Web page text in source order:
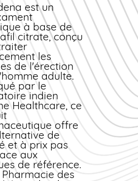
est un
à base de
citrate, conçu
les
de l'érection
adulte.
par le
indien
Healthcare, ce
offre
de
et à prix pas
aux
de référence.
Pharmacie des